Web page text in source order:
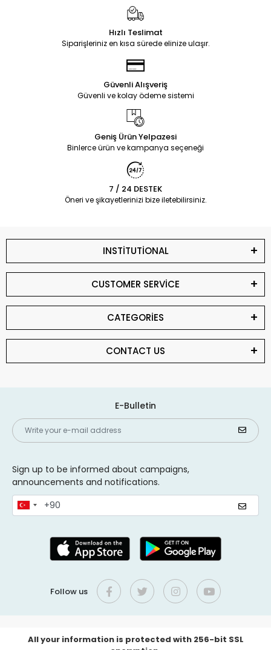
Hızlı Teslimat
Siparişleriniz en kısa sürede elinize ulaşır.
Güvenli Alışveriş
Güvenli ve kolay ödeme sistemi
Geniş Ürün Yelpazesi
Binlerce ürün ve kampanya seçeneği
7 / 24 DESTEK
Öneri ve şikayetlerinizi bize iletebilirsiniz.
INSTİTUTİONAL
CUSTOMER SERVİCE
CATEGORİES
CONTACT US
E-Bulletin
Sign up to be informed about campaigns,
announcements and notifications.
Follow us
All your information is protected with 256-bit SSL